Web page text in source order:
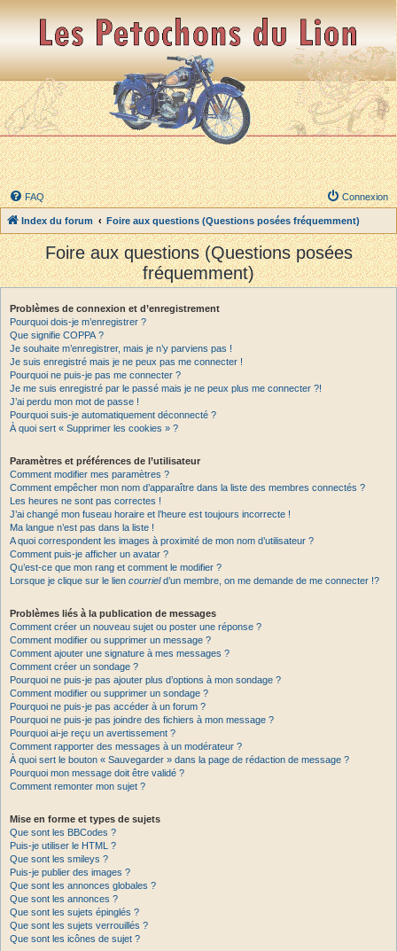
FAQ Connexion
Index du forum Foire aux questions (Questions posées fréquemment)
Foire aux questions (Questions posées
fréquemment)
Problèmes de connexion et d’enregistrement
Pourquoi dois-je m’enregistrer ?
Que signifie COPPA ?
Je souhaite m’enregistrer, mais je n’y parviens pas !
Je suis enregistré mais je ne peux pas me connecter !
Pourquoi ne puis-je pas me connecter ?
Je me suis enregistré par le passé mais je ne peux plus me connecter ?!
J’ai perdu mon mot de passe !
Pourquoi suis-je automatiquement déconnecté ?
À quoi sert « Supprimer les cookies » ?
Paramètres et préférences de l’utilisateur
Comment modifier mes paramètres ?
Comment empêcher mon nom d’apparaître dans la liste des membres connectés ?
Les heures ne sont pas correctes !
J’ai changé mon fuseau horaire et l’heure est toujours incorrecte !
Ma langue n’est pas dans la liste !
A quoi correspondent les images à proximité de mon nom d’utilisateur ?
Comment puis-je afficher un avatar ?
Qu’est-ce que mon rang et comment le modifier ?
Lorsque je clique sur le lien courrield’un membre, on me demande de me connecter !?
Problèmes liés à la publication de messages
Comment créer un nouveau sujet ou poster une réponse ?
Comment modifier ou supprimer un message ?
Comment ajouter une signature à mes messages ?
Comment créer un sondage ?
Pourquoi ne puis-je pas ajouter plus d’options à mon sondage ?
Comment modifier ou supprimer un sondage ?
Pourquoi ne puis-je pas accéder à un forum ?
Pourquoi ne puis-je pas joindre des fichiers à mon message ?
Pourquoi ai-je reçu un avertissement ?
Comment rapporter des messages à un modérateur ?
À quoi sert le bouton « Sauvegarder » dans la page de rédaction de message ?
Pourquoi mon message doit être validé ?
Comment remonter mon sujet ?
Mise en forme et types de sujets
Que sont les BBCodes ?
Puis-je utiliser le HTML ?
Que sont les smileys ?
Puis-je publier des images ?
Que sont les annonces globales ?
Que sont les annonces ?
Que sont les sujets épinglés ?
Que sont les sujets verrouillés ?
Que sont les icônes de sujet ?